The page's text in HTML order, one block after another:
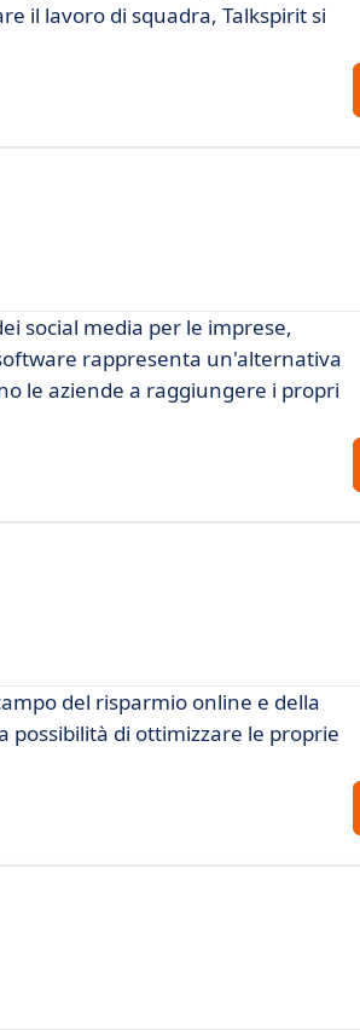
il lavoro di squadra, Talkspirit si
social media per le imprese,
rappresenta un'alternativa
le aziende a raggiungere i propri
del risparmio online e della
di ottimizzare le proprie